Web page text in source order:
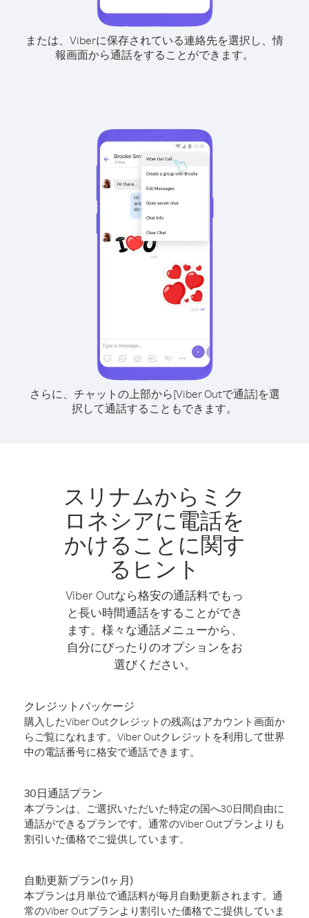
または、Viberに保存されている連絡先を選択し、情
報画面から通話をすることができます。
さらに、チャットの上部から[Viber Outで通話]を選
択して通話することもできます。
スリナムからミク
ロネシアに電話を
かけることに関す
るヒント
Viber Outなら格安の通話料でもっ
と長い時間通話をすることができ
ます。様々な通話メニューから、
自分にぴったりのオプションをお
選びください。
クレジットパッケージ
購入したViber Outクレジットの残高はアカウント画面か
らご覧になれます。Viber Outクレジットを利用して世界
中の電話番号に格安で通話できます。
30日通話プラン
本プランは、ご選択いただいた特定の国へ30日間自由に
通話ができるプランです。通常のViber Outプランよりも
割引いた価格でご提供しています。
自動更新プラン(1ヶ月)
本プランは月単位で通話料が毎月自動更新されます。通
常のViber Outプランより割引いた価格でご提供していま